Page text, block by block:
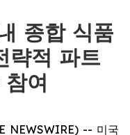
종합 식품
략적 파트
여
NEWSWIRE) -- 미국